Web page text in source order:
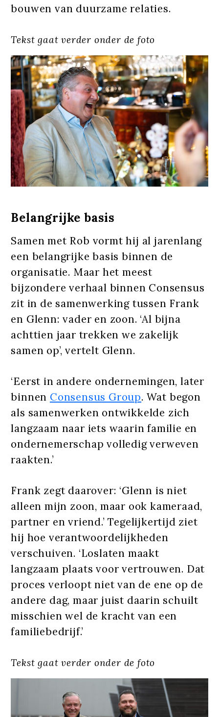
bouwen van duurzame relaties.
Tekst gaat verder onder de foto
Belangrijke basis
Samen met Rob vormt hij al jarenlang
een belangrijke basis binnen de
organisatie. Maar het meest
bijzondere verhaal binnen Consensus
zit in de samenwerking tussen Frank
en Glenn: vader en zoon. ‘Al bijna
achttien jaar trekken we zakelijk
samen op’, vertelt Glenn.
‘Eerst in andere ondernemingen, later
binnen Consensus Group. Wat begon
als samenwerken ontwikkelde zich
langzaam naar iets waarin familie en
ondernemerschap volledig verweven
raakten.’
Frank zegt daarover: ‘Glenn is niet
alleen mijn zoon, maar ook kameraad,
partner en vriend.’ Tegelijkertijd ziet
hij hoe verantwoordelijkheden
verschuiven. ‘Loslaten maakt
langzaam plaats voor vertrouwen. Dat
proces verloopt niet van de ene op de
andere dag, maar juist daarin schuilt
misschien wel de kracht van een
familiebedrijf.’
Tekst gaat verder onder de foto